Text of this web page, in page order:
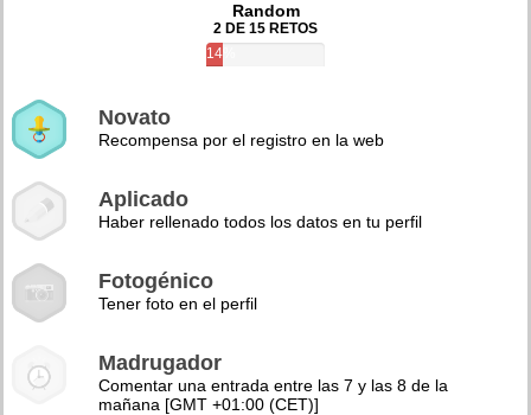
Random
2 DE 15 RETOS
14%
Novato
Recompensa por el registro en la web
Aplicado
Haber rellenado todos los datos en tu perfil
Fotogénico
Tener foto en el perfil
Madrugador
Comentar una entrada entre las 7 y las 8 de la
mañana [GMT +01:00 (CET)]